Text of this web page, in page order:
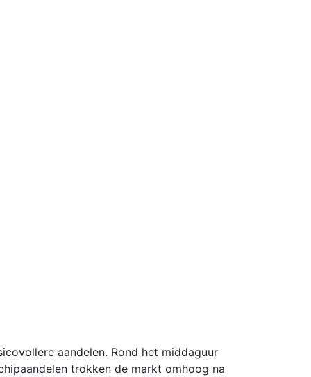
aandelen. Rond het middaguur
trokken de markt omhoog na